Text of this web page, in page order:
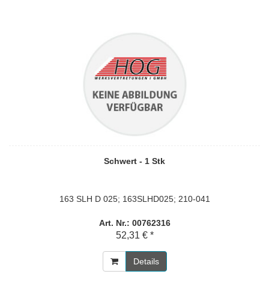
Schwert - 1 Stk
163 SLH D 025; 163SLHD025; 210-041
Art. Nr.: 00762316
52,31 € *
Details